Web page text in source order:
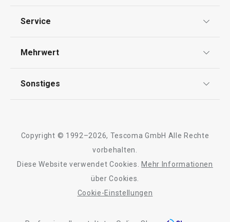
Impressum
Service
Kontaktformular
Mehrwert
Qualität
Sonstiges
Barrierefreiheit
Copyright © 1992–2026, Tescoma GmbH Alle Rechte
vorbehalten.
Diese Website verwendet Cookies.
Mehr Informationen
über Cookies.
Cookie-Einstellungen